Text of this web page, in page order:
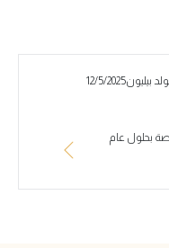
5/2025
85 دولارًا للأونصة بحلول عام